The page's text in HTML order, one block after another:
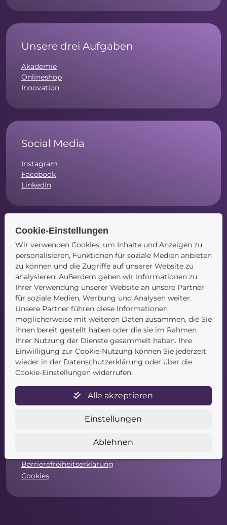
Unsere drei Aufgaben
Akademie
Onlineshop
Innovation
Social Media
Instagram
Facebook
LinkedIn
Navigation
Startseite
Blog
Kontakt
Service
Unsere AGB
Barrierefreiheitserklärung
Cookies
Cookie-Einstellungen
Wir verwenden Cookies, um Inhalte und Anzeigen zu
personalisieren, Funktionen für soziale Medien anbieten
zu können und die Zugriffe auf unserer Website zu
analysieren. Außerdem geben wir Informationen zu
Ihrer Verwendung unserer Website an unsere Partner
für soziale Medien, Werbung und Analysen weiter.
Unsere Partner führen diese Informationen
möglicherweise mit weiteren Daten zusammen, die Sie
ihnen bereit gestellt haben oder die sie im Rahmen
Ihrer Nutzung der Dienste gesammelt haben. Ihre
Einwilligung zur Cookie-Nutzung können Sie jederzeit
wieder in der Datenschutzerklärung oder über die
Cookie-Einstellungen widerrufen.
Alle akzeptieren
Einstellungen
Ablehnen